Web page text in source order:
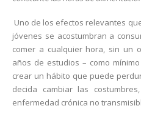
Uno de los efectos relevantes
jóvenes se acostumbran a
comer a cualquier hora, sin un
años de estudios – como
crear un hábito que puede
decida cambiar las
enfermedad crónica no